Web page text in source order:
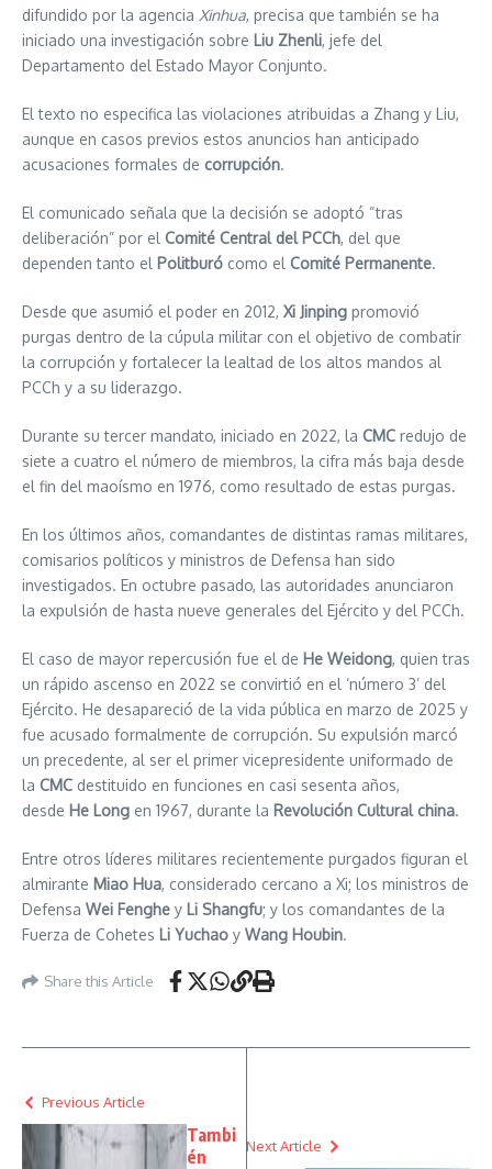
difundido por la agencia Xinhua, precisa que también se ha
iniciado una investigación sobre Liu Zhenli, jefe del
Departamento del Estado Mayor Conjunto.
El texto no especifica las violaciones atribuidas a Zhang y Liu,
aunque en casos previos estos anuncios han anticipado
acusaciones formales de corrupción.
El comunicado señala que la decisión se adoptó “tras
deliberación” por el Comité Central del PCCh, del que
dependen tanto el Politburó como el Comité Permanente.
Desde que asumió el poder en 2012, Xi Jinping promovió
purgas dentro de la cúpula militar con el objetivo de combatir
la corrupción y fortalecer la lealtad de los altos mandos al
PCCh y a su liderazgo.
Durante su tercer mandato, iniciado en 2022, la CMC redujo de
siete a cuatro el número de miembros, la cifra más baja desde
el fin del maoísmo en 1976, como resultado de estas purgas.
En los últimos años, comandantes de distintas ramas militares,
comisarios políticos y ministros de Defensa han sido
investigados. En octubre pasado, las autoridades anunciaron
la expulsión de hasta nueve generales del Ejército y del PCCh.
El caso de mayor repercusión fue el de He Weidong, quien tras
un rápido ascenso en 2022 se convirtió en el ‘número 3’ del
Ejército. He desapareció de la vida pública en marzo de 2025 y
fue acusado formalmente de corrupción. Su expulsión marcó
un precedente, al ser el primer vicepresidente uniformado de
la CMC destituido en funciones en casi sesenta años,
desde He Long en 1967, durante la Revolución Cultural china.
Entre otros líderes militares recientemente purgados figuran el
almirante Miao Hua, considerado cercano a Xi; los ministros de
Defensa Wei Fenghe y Li Shangfu; y los comandantes de la
Fuerza de Cohetes Li Yuchao y Wang Houbin.
Share this Article
Previous Article
Tambi
én
Next Article